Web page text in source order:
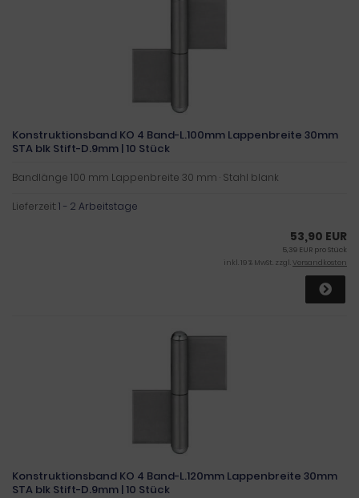
Konstruktionsband KO 4 Band-L.100mm Lappenbreite 30mm
STA blk Stift-D.9mm | 10 Stück
Bandlänge 100 mm Lappenbreite 30 mm · Stahl blank
Lieferzeit:1 - 2 Arbeitstage
53,90 EUR
5,39 EUR pro Stück
inkl. 19 % MwSt. zzgl.Versandkosten
Konstruktionsband KO 4 Band-L.120mm Lappenbreite 30mm
STA blk Stift-D.9mm | 10 Stück